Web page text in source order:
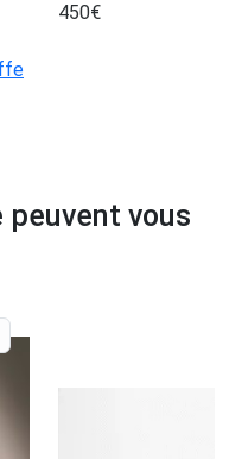
450€
peuvent vous